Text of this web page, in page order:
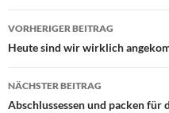
Beitragsnavigation
VORHERIGER BEITRAG
Heute sind wir wirklich
NÄCHSTER BEITRAG
Abschlussessen und packen für